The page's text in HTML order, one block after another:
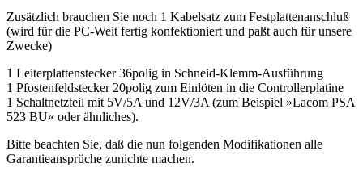
Zusätzlich brauchen Sie noch 1 Kabelsatz zum Festplattenanschluß
(wird für die PC-Weit fertig konfektioniert und paßt auch für unsere
Zwecke)
1 Leiterplattenstecker 36polig in Schneid-Klemm-Ausführung
1 Pfostenfeldstecker 20polig zum Einlöten in die Controllerplatine
1 Schaltnetzteil mit 5V/5A und 12V/3A (zum Beispiel »Lacom PSA
523 BU« oder ähnliches).
Bitte beachten Sie, daß die nun folgenden Modifikationen alle
Garantieansprüche zunichte machen.